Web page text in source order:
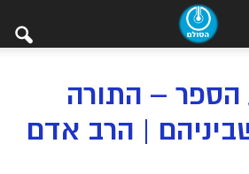
– התורה
| הרב אדם